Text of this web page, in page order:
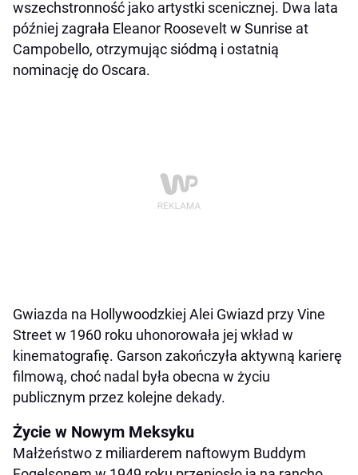
wszechstronność jako artystki scenicznej. Dwa lata
później zagrała Eleanor Roosevelt w Sunrise at
Campobello, otrzymując siódmą i ostatnią
nominację do Oscara.
Gwiazda na Hollywoodzkiej Alei Gwiazd przy Vine
Street w 1960 roku uhonorowała jej wkład w
kinematografię. Garson zakończyła aktywną karierę
filmową, choć nadal była obecna w życiu
publicznym przez kolejne dekady.
Życie w Nowym Meksyku
Małżeństwo z miliarderem naftowym Buddym